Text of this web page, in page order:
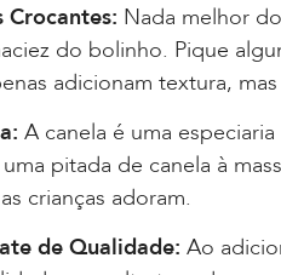
Crocantes: Nada melhor
do bolinho. Pique
adicionam textura,
A canela é uma
pitada de canela à
crianças adoram.
de Qualidade: Ao